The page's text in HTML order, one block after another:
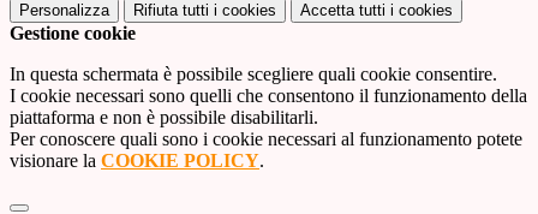
Personalizza Rifiuta tutti i cookies Accetta tutti i cookies
Gestione cookie
In questa schermata è possibile scegliere quali cookie consentire.
I cookie necessari sono quelli che consentono il funzionamento della
piattaforma e non è possibile disabilitarli.
Per conoscere quali sono i cookie necessari al funzionamento potete
visionare la COOKIE POLICY.